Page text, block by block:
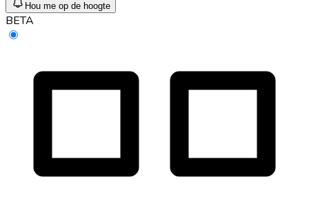
Hou me op de hoogte
BETA